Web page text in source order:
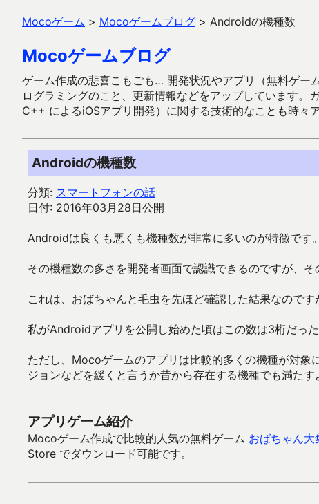
Mocoゲーム > Mocoゲームブログ > Androidの機種数
Mocoゲームブログ
ゲーム作成の悲喜こもごも… 開発状況やアプリ（無料ゲ
ログラミングのこと、更新情報などをアップしています
C++ によるiOSアプリ開発）に関する技術的なことも時々
Androidの機種数
分類: スマートフォンの話
日付: 2016年03月28日公開
Androidは良くも悪くも機種数が非常に多いのが特徴です。
その機種数の多さを開発者画面で認識できるのですが、そ
これは、おばちゃんと毛虫を先ほど確認した結果なのです
私がAndroidアプリを公開し始めた頃はこの数は3桁だっ
ただし、Mocoゲームのアプリは比較的多くの機種が対象
ジョンなどを緩くと言うか昔から存在する機種でも満たす
アプリゲーム紹介
Mocoゲーム作成で比較的人気の無料ゲーム おばちゃん
Store でダウンロード可能です。